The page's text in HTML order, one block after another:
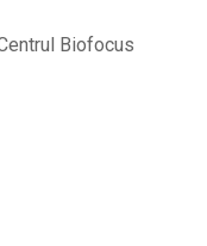
Biofocus